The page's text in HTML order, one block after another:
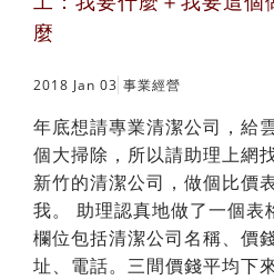
麼
2018 Jan 03 事業經營
年底想請專業清潔公司，給
個大掃除，所以請助理上網
新竹的清潔公司，做個比價
我。 助理認真地做了一個表
欄位包括清潔公司名稱、價
址、電話。三間價錢平均下